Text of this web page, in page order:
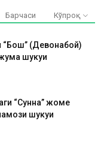
Барчаси Кўпроқ
“Бош” (Девонабой)
шукуҳи
“Сунна” жоме
шукуҳи